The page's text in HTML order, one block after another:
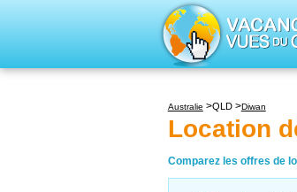
Australie QLD Diwan
Location
Comparez les offres de